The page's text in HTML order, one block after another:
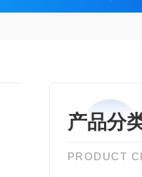
产品分
PRODUCT